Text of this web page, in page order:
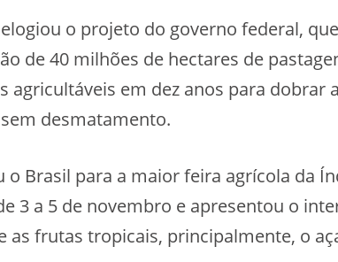
o projeto do governo federal,
de 40 milhões de hectares de
agricultáveis em dez anos para dobrar
desmatamento.
o Brasil para a maior feira agrícola da
3 a 5 de novembro e apresentou o
as frutas tropicais, principalmente, o